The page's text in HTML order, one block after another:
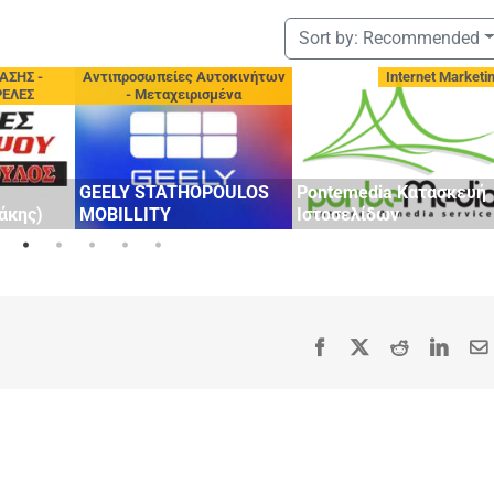
Sort by: Recommended
-
Αντιπροσωπείες Αυτοκινήτων
- Μεταχειρισμένα
GEELY STATHOPOULOS
MOBILLITY
Internet
Pontemedia Κατασκευή
Ιστοσελίδων
Facebook Reddit